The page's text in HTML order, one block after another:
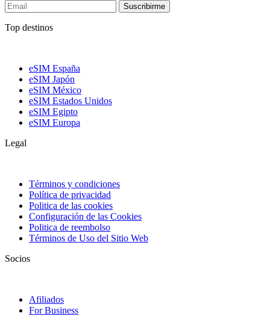
Suscribirme
Top destinos
eSIM España
eSIM Japón
eSIM México
eSIM Estados Unidos
eSIM Egipto
eSIM Europa
Legal
Términos y condiciones
Política de privacidad
Politica de las cookies
Configuración de las Cookies
Politica de reembolso
Términos de Uso del Sitio Web
Socios
Afiliados
For Business